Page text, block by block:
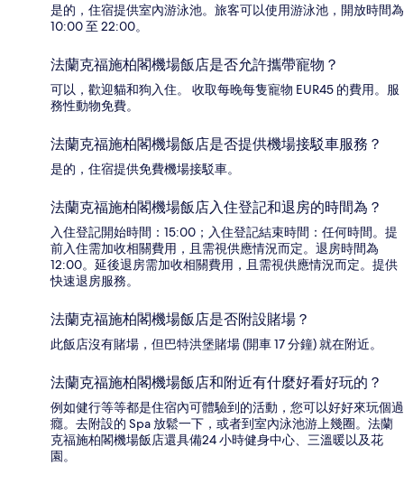
是的，住宿提供室內游泳池。旅客可以使用游泳池，開放時間為
10:00 至 22:00。
法蘭克福施柏閣機場飯店是否允許攜帶寵物？
可以，歡迎貓和狗入住。 收取每晚每隻寵物 EUR45 的費用。服
務性動物免費。
法蘭克福施柏閣機場飯店是否提供機場接駁車服務？
是的，住宿提供免費機場接駁車。
法蘭克福施柏閣機場飯店入住登記和退房的時間為？
入住登記開始時間：15:00；入住登記結束時間：任何時間。提
前入住需加收相關費用，且需視供應情況而定。退房時間為
12:00。延後退房需加收相關費用，且需視供應情況而定。提供
快速退房服務。
法蘭克福施柏閣機場飯店是否附設賭場？
此飯店沒有賭場，但巴特洪堡賭場 (開車 17 分鐘) 就在附近。
法蘭克福施柏閣機場飯店和附近有什麼好看好玩的？
例如健行等等都是住宿內可體驗到的活動，您可以好好來玩個過
癮。去附設的 Spa 放鬆一下，或者到室內泳池游上幾圈。法蘭
克福施柏閣機場飯店還具備24 小時健身中心、三溫暖以及花
園。